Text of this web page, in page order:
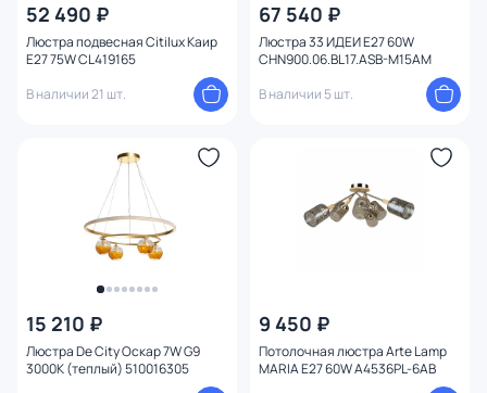
52 490 ₽
Люстра подвесная Citilux Каир
E27 75W CL419165
В наличии 21 шт.
67 540 ₽
Люстра 33 ИДЕИ Е27 60W
CHN900.06.BL17.ASB-M15AM
В наличии 5 шт.
15 210 ₽
Люстра De City Оскар 7W G9
3000К (теплый) 510016305
9 450 ₽
Потолочная люстра Arte Lamp
MARIA E27 60W A4536PL-6AB